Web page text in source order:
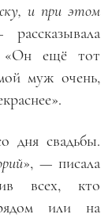
и при этом
«Он ещё тот
муж очень,
дня свадьбы.
», — писала
всех, кто
или на